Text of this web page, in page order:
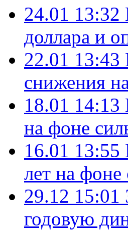
24.01 13:32
доллара и
22.01 13:43
снижения
18.01 14:13
на фоне
16.01 13:55
лет на фоне
29.12 15:01
годовую